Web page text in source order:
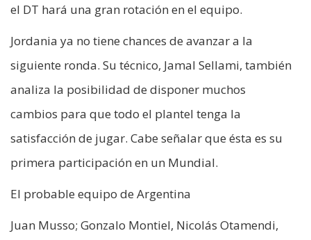
el DT hará una gran rotación en el equipo.
Jordania ya no tiene chances de avanzar a la
siguiente ronda. Su técnico, Jamal Sellami, también
analiza la posibilidad de disponer muchos
cambios para que todo el plantel tenga la
satisfacción de jugar. Cabe señalar que ésta es su
primera participación en un Mundial.
El probable equipo de Argentina
Juan Musso; Gonzalo Montiel, Nicolás Otamendi,